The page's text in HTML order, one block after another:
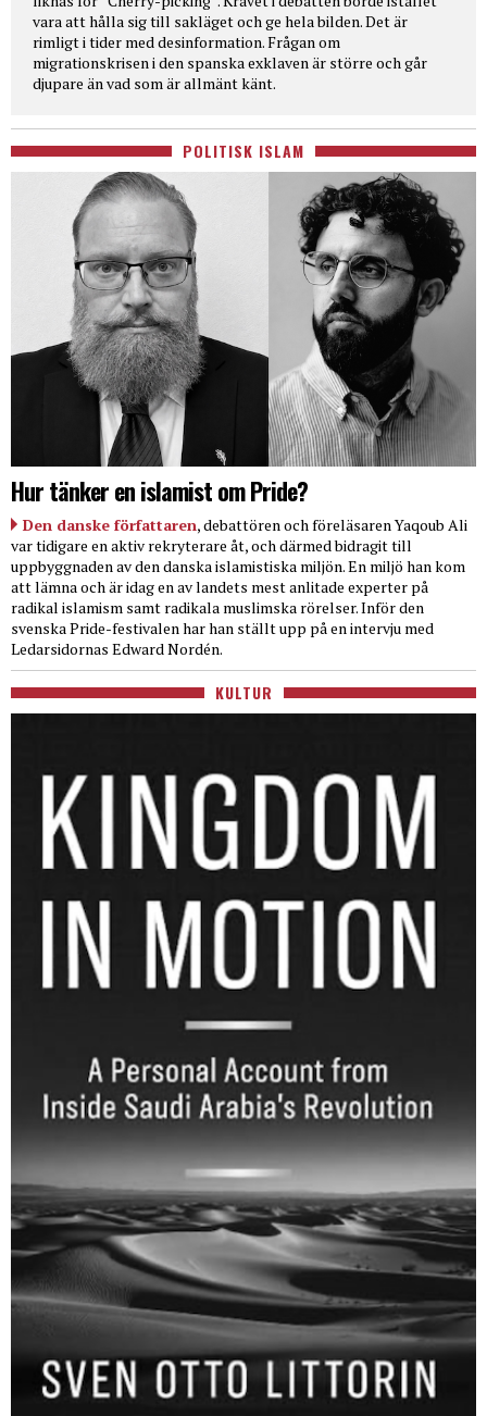
vara att hålla sig till sakläget och ge hela bilden. Det är
rimligt i tider med desinformation. Frågan om
migrationskrisen i den spanska exklaven är större och går
djupare än vad som är allmänt känt.
POLITISK ISLAM
Hur tänker en islamist om Pride?
Den danske författaren, debattören och föreläsaren Yaqoub Ali
var tidigare en aktiv rekryterare åt, och därmed bidragit till
uppbyggnaden av den danska islamistiska miljön. En miljö han kom
att lämna och är idag en av landets mest anlitade experter på
radikal islamism samt radikala muslimska rörelser. Inför den
svenska Pride-festivalen har han ställt upp på en intervju med
Ledarsidornas Edward Nordén.
KULTUR